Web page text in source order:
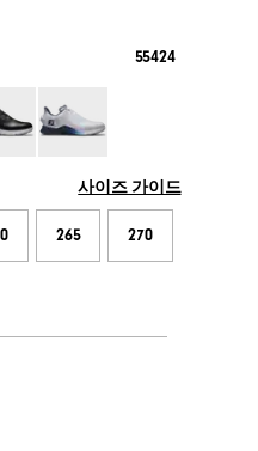
55424
사이즈 가이드
265 270